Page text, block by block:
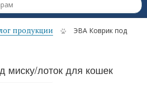
продукции
ЭВА Коврик под
миску/лоток для кошек